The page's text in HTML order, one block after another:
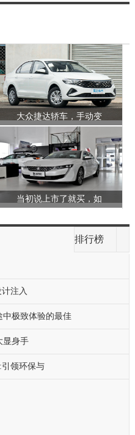
大众捷达轿车，手动变
当初说上市了就买，如
排行榜
注入
中极致体验的最佳
显身手
引领环保与